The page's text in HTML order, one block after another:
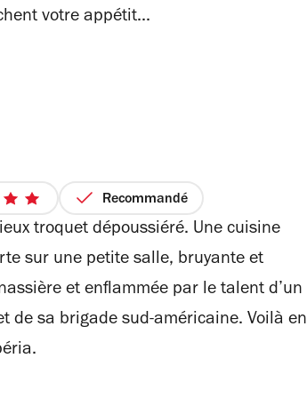
votre appétit...
Recommandé
troquet dépoussiéré. Une cuisine
sur une petite salle, bruyante et
et enflammée par le talent d’un
de sa brigade sud-américaine. Voilà en